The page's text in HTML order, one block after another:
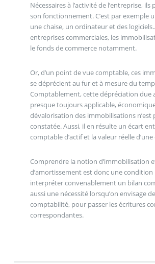
Nécessaires à l’activité de l’entreprise,
son fonctionnement. C’est par exemple
une chaise, un ordinateur et des
entreprises commerciales, les
le fonds de commerce notamment.
Or, d’un point de vue comptable, ces
se déprécient au fur et à mesure du
Comptablement, cette dépréciation due
presque toujours applicable,
dévalorisation des immobilisations n’est
constatée. Aussi, il en résulte un écart
comptable d’actif et la valeur réelle
Comprendre la notion d’immobilisation
d’amortissement est donc une
interpréter convenablement un bilan
aussi une nécessité lorsqu’on envisage
comptabilité, pour passer les écritures
correspondantes.